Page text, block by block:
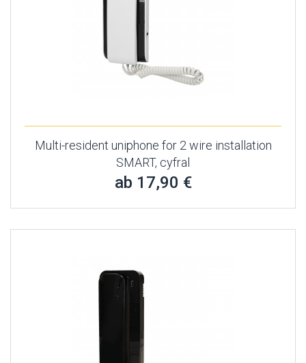
Multi-resident uniphone for 2 wire installation
SMART, cyfral
ab 17,90 €